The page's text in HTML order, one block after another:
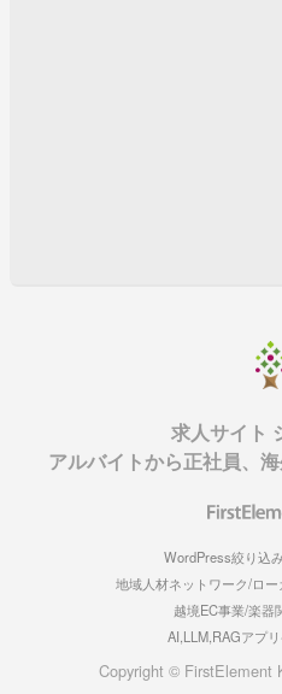
求人サイト
アルバイトから正社員、
WordPress絞り込
地域人材ネットワーク/ロ
越境EC事業/楽器
AI,LLM,RAGアプ
Copyright © FirstElement